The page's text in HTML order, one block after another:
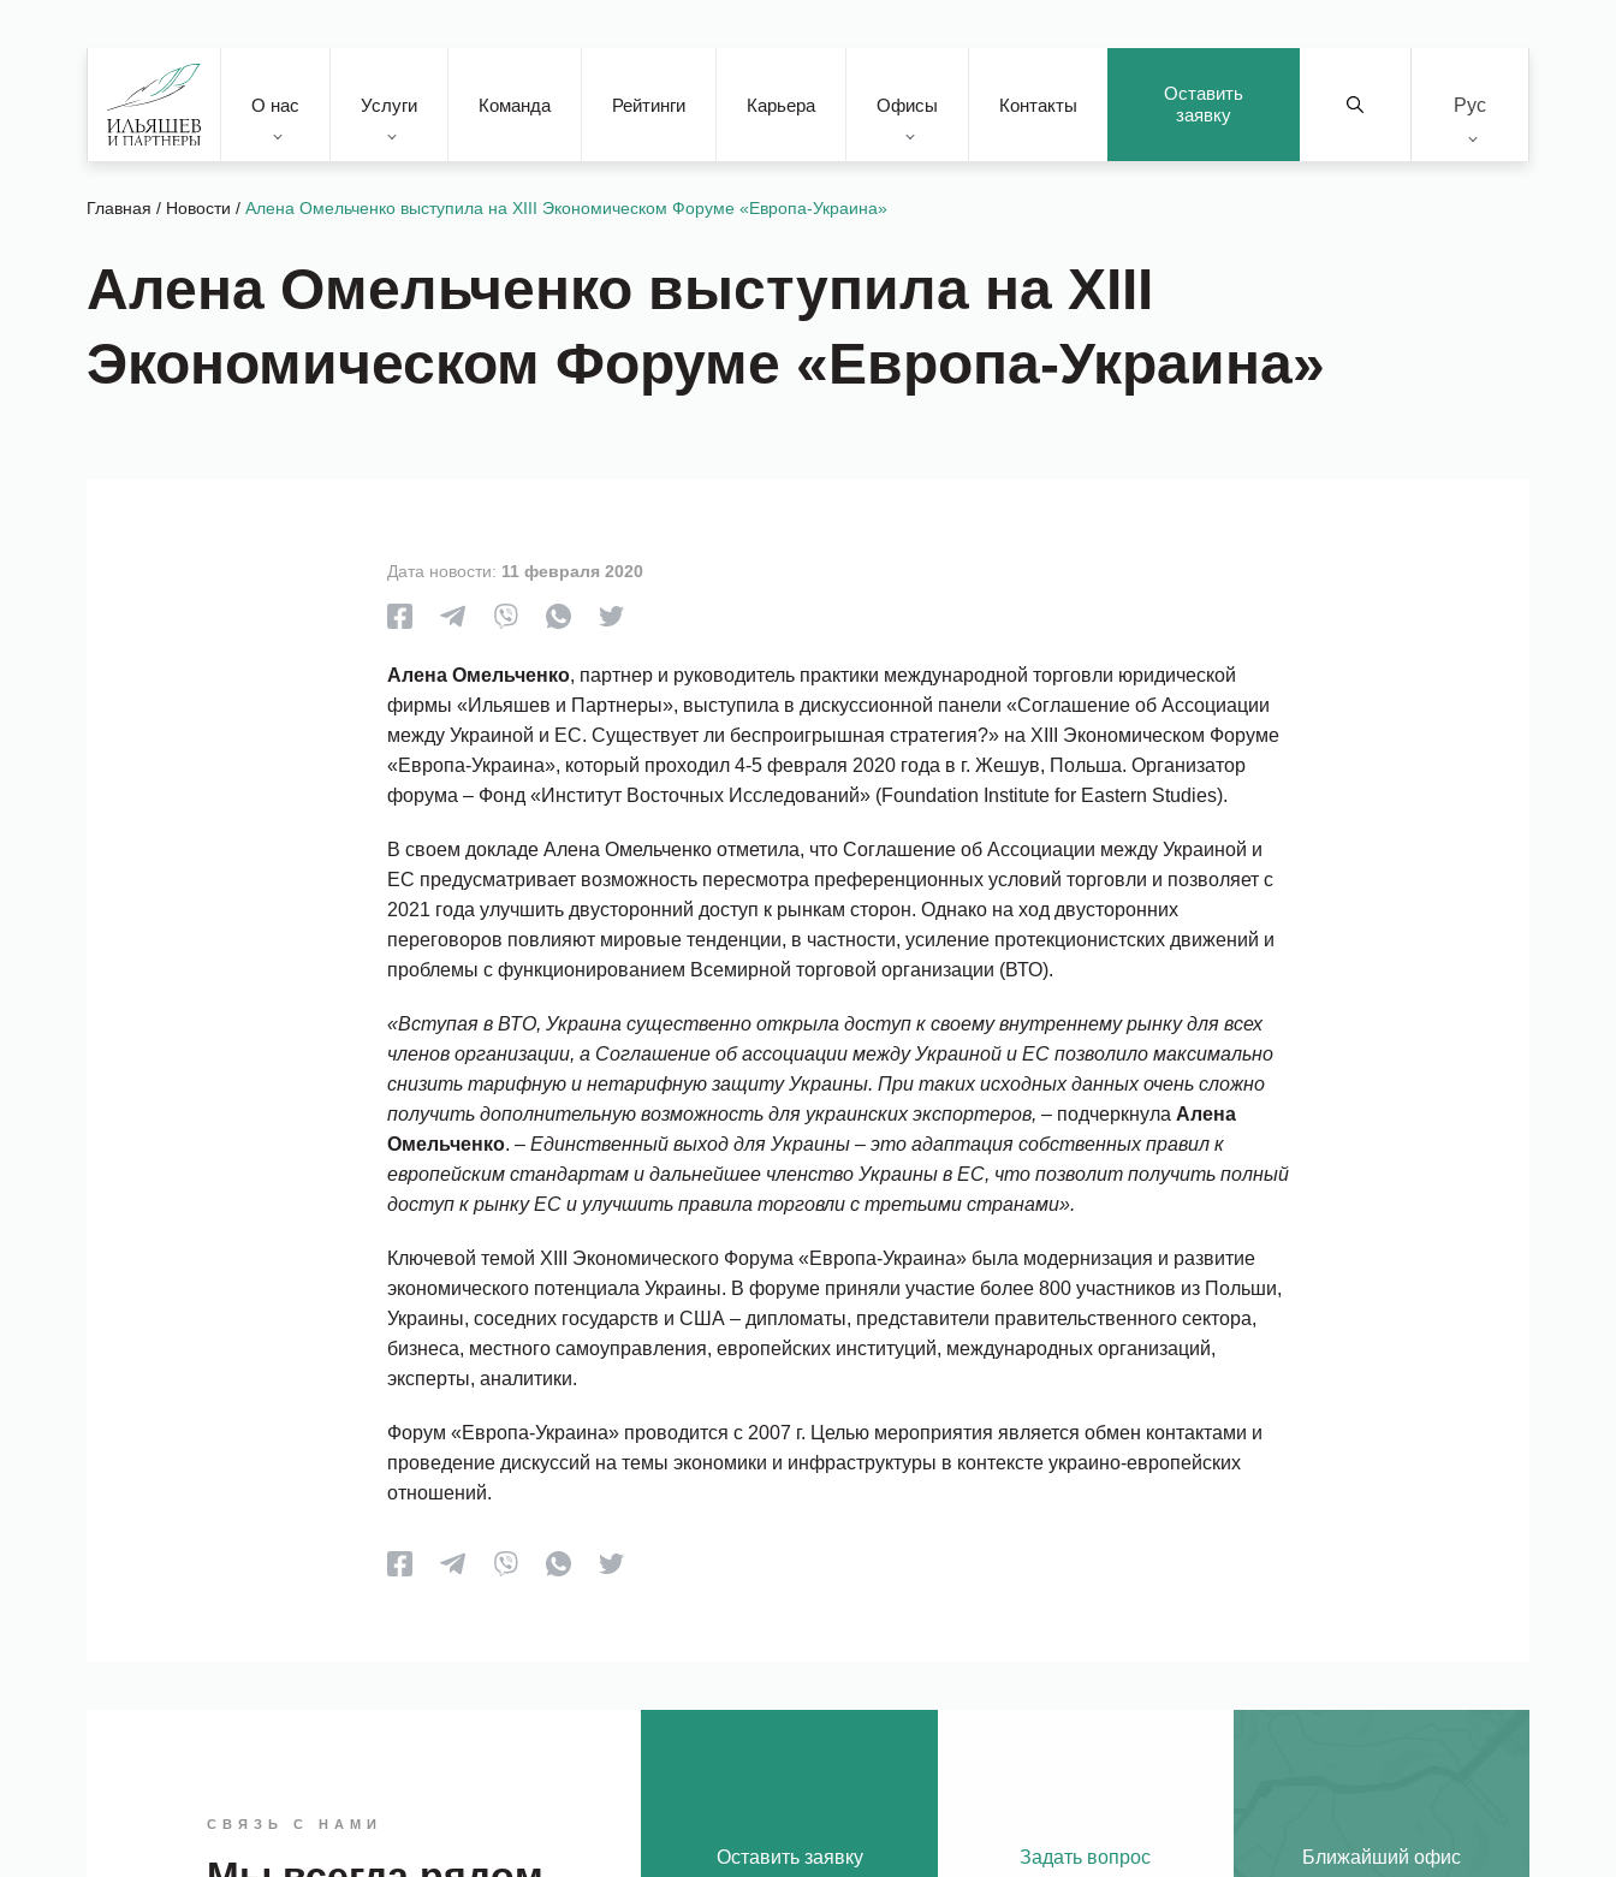
Оставить
заявку
Рус
О нас Услуги Команда Рейтинги Карьера Офисы Контакты
Главная / Новости / Алена Омельченко выступила на ХIII Экономическом Форуме «Европа-Украина»
Алена Омельченко выступила на ХIII
Экономическом Форуме «Европа-Украина»
Дата новости: 11 февраля 2020
Алена Омельченко, партнер и руководитель практики международной торговли юридической
фирмы «Ильяшев и Партнеры», выступила в дискуссионной панели «Соглашение об Ассоциации
между Украиной и ЕС. Существует ли беспроигрышная стратегия?» на ХIII Экономическом Форуме
«Европа-Украина», который проходил 4-5 февраля 2020 года в г. Жешув, Польша. Организатор
форума – Фонд «Институт Восточных Исследований» (Foundation Institute for Eastern Studies).
В своем докладе Алена Омельченко отметила, что Соглашение об Ассоциации между Украиной и
ЕС предусматривает возможность пересмотра преференционных условий торговли и позволяет с
2021 года улучшить двусторонний доступ к рынкам сторон. Однако на ход двусторонних
переговоров повлияют мировые тенденции, в частности, усиление протекционистских движений и
проблемы с функционированием Всемирной торговой организации (ВТО).
«Вступая в ВТО, Украина существенно открыла доступ к своему внутреннему рынку для всех
членов организации, а Соглашение об ассоциации между Украиной и ЕС позволило максимально
снизить тарифную и нетарифную защиту Украины. При таких исходных данных очень сложно
получить дополнительную возможность для украинских экспортеров, – подчеркнула Алена
Омельченко. – Единственный выход для Украины – это адаптация собственных правил к
европейским стандартам и дальнейшее членство Украины в ЕС, что позволит получить полный
доступ к рынку ЕС и улучшить правила торговли с третьими странами».
Ключевой темой ХIII Экономического Форума «Европа-Украина» была модернизация и развитие
экономического потенциала Украины. В форуме приняли участие более 800 участников из Польши,
Украины, соседних государств и США – дипломаты, представители правительственного сектора,
бизнеса, местного самоуправления, европейских институций, международных организаций,
эксперты, аналитики.
Форум «Европа-Украина» проводится с 2007 г. Целью мероприятия является обмен контактами и
проведение дискуссий на темы экономики и инфраструктуры в контексте украино-европейских
отношений.
СВЯЗЬ С НАМИ
Оставить заявку Задать вопрос Ближайший офис